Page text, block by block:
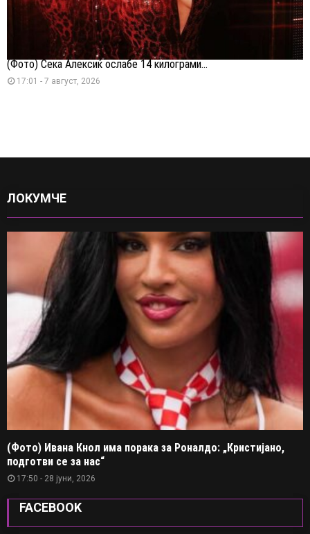
(Фото) Сека Алексиќ ослабе 14 килограми...
17:01 - 7 август, 2026
ЛОКУМЧЕ
(Фото) Ивана Кнол има порака за Роналдо: „Кристијано,
подготви се за нас“
17:50 - 28 јуни, 2026
FACEBOOK